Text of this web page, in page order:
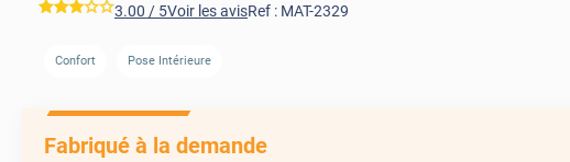
*****3.00 / 5Voir les avisRef : MAT-2329
Confort Pose Intérieure
Fabriqué à la demande